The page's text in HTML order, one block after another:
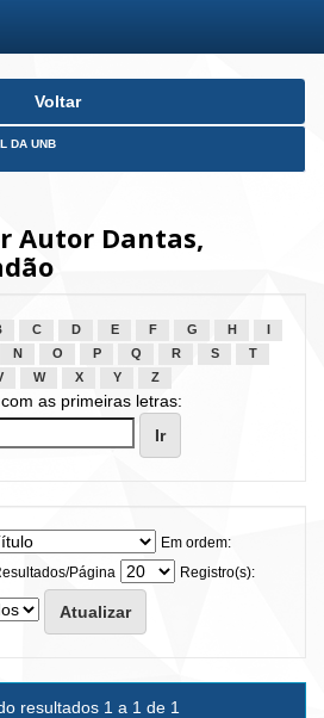
Voltar
DA UNB
Autor Dantas,
C D E F G H
N O P Q R S
T
W X Y Z
as primeiras letras:
Em ordem:
Página
Registro(s):
resultados 1 a 1 de 1